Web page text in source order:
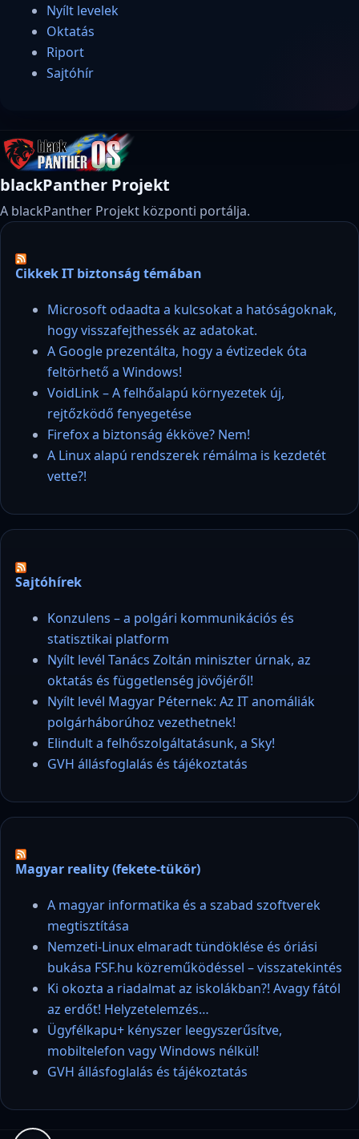
Nyílt levelek
Oktatás
Riport
Sajtóhír
blackPanther Projekt
A blackPanther Projekt központi portálja.
Cikkek IT biztonság témában
Microsoft odaadta a kulcsokat a hatóságoknak,
hogy visszafejthessék az adatokat.
A Google prezentálta, hogy a évtizedek óta
feltörhető a Windows!
VoidLink – A felhőalapú környezetek új,
rejtőzködő fenyegetése
Firefox a biztonság ékköve? Nem!
A Linux alapú rendszerek rémálma is kezdetét
vette?!
Sajtóhírek
Konzulens – a polgári kommunikációs és
statisztikai platform
Nyílt levél Tanács Zoltán miniszter úrnak, az
oktatás és függetlenség jövőjéről!
Nyílt levél Magyar Péternek: Az IT anomáliák
polgárháborúhoz vezethetnek!
Elindult a felhőszolgáltatásunk, a Sky!
GVH állásfoglalás és tájékoztatás
Magyar reality (fekete-tükör)
A magyar informatika és a szabad szoftverek
megtisztítása
Nemzeti-Linux elmaradt tündöklése és óriási
bukása FSF.hu közreműködéssel – visszatekintés
Ki okozta a riadalmat az iskolákban?! Avagy fától
az erdőt! Helyzetelemzés…
Ügyfélkapu+ kényszer leegyszerűsítve,
mobiltelefon vagy Windows nélkül!
GVH állásfoglalás és tájékoztatás